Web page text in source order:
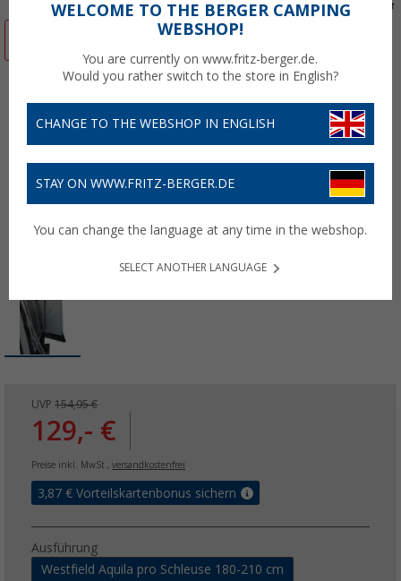
UVP 154,95 €
129,- €
Preise inkl. MwSt., versandkostenfrei
3,87 € Vorteilskartenbonus sichern
Ausführung
Westfield Aquila pro Schleuse 180-210 cm
WELCOME TO THE BERGER CAMPING
WEBSHOP!
You are currently on www.fritz-berger.de.
Would you rather switch to the store in English?
CHANGE TO THE WEBSHOP IN ENGLISH
STAY ON WWW.FRITZ-BERGER.DE
You can change the language at any time in the webshop.
SELECT ANOTHER LANGUAGE